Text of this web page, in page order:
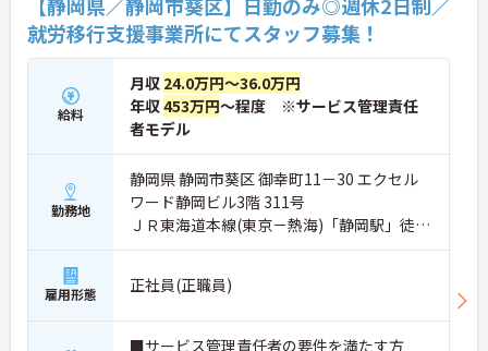
就労移行支援事業所にてスタッフ募集！
給料
月収 24.0万円～36.0万円
年収453万円～程度 ※サービス管理責任
者モデル
勤務地
静岡県 静岡市葵区 御幸町11－30 エクセル
ワード静岡ビル3階 311号
ＪＲ東海道本線(東京－熱海)「静岡駅」徒歩
4分
雇用形態 正社員(正職員)
■サービス管理責任者の要件を満たす方